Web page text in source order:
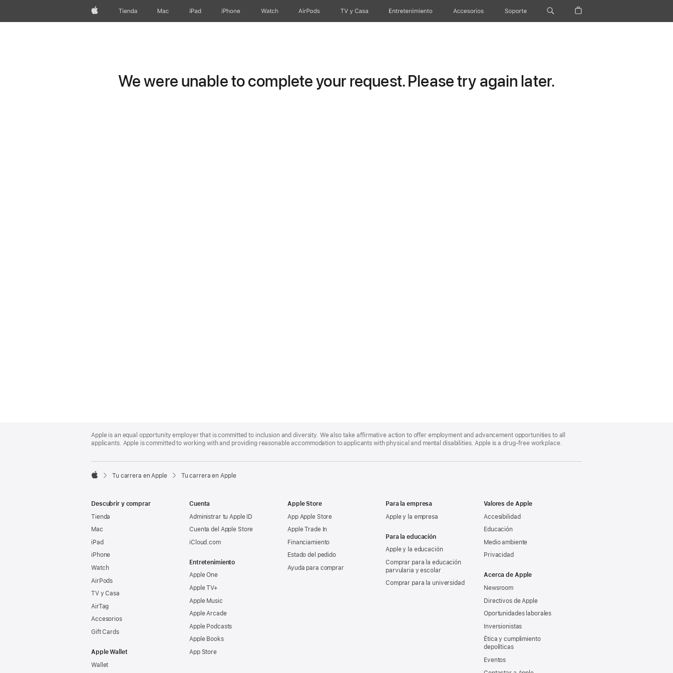
AppleTienda Mac iPad iPhone Watch AirPods TV & Casa Entretenimiento Accesorios Soporte
We were unable to complete your request. Please try again later.
Footer
Apple is an equal opportunity employer that is committed to inclusion and diversity. We also take affirmative action to offer employment and advancement opportunities to all
applicants. Apple is committed to working with and providing reasonable accommodation to applicants with physical and mental disabilities. Apple is a drug-free workplace.

Tu carrera en Apple Tu carrera en Apple
Descubrir y comprar
Tienda
Mac
iPad
iPhone
Watch
AirPods
TV y Casa
AirTag
Accesorios
Gift Cards
Apple Wallet
Wallet
Cuenta
Administrar tu Apple ID
Cuenta del Apple Store
iCloud.com
Entretenimiento
Apple One
Apple TV+
Apple Music
Apple Arcade
Apple Podcasts
Apple Books
App Store
Apple Store
App Apple Store
Apple Trade In
Financiamiento
Estado del pedido
Ayuda para comprar
Para la empresa
Apple y la empresa
Para la educación
Apple y la educación
Comprar para la educación
parvularia y escolar
Comprar para la universidad
Valores de Apple
Accesibilidad
Educación
Medio ambiente
Privacidad
Acerca de Apple
Newsroom
Directivos de Apple
Oportunidades laborales
Inversionistas
Ética y cumplimiento
depolíticas
Eventos